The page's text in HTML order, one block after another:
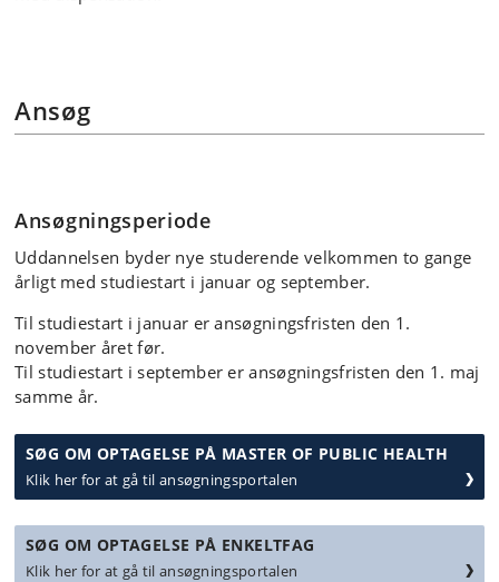
Ansøg
Ansøgningsperiode
Uddannelsen byder nye studerende velkommen to gange
årligt med studiestart i januar og september.
Til studiestart i januar er ansøgningsfristen den 1.
november året før.
Til studiestart i september er ansøgningsfristen den 1. maj
samme år.
SØG OM OPTAGELSE PÅ MASTER OF PUBLIC HEALTH
Klik her for at gå til ansøgningsportalen
SØG OM OPTAGELSE PÅ ENKELTFAG
Klik her for at gå til ansøgningsportalen